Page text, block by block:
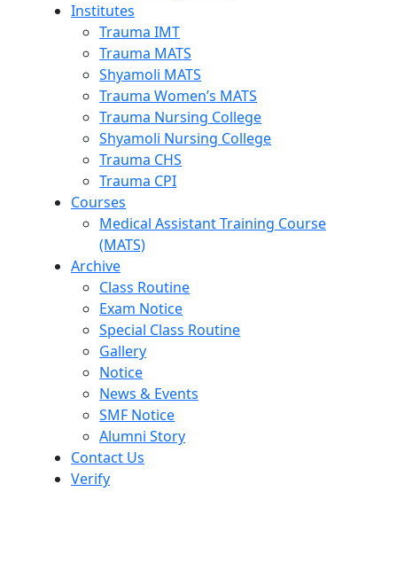
Institutes
Trauma IMT
Trauma MATS
Shyamoli MATS
Trauma Women’s MATS
Trauma Nursing College
Shyamoli Nursing College
Trauma CHS
Trauma CPI
Courses
Medical Assistant Training Course
(MATS)
Archive
Class Routine
Exam Notice
Special Class Routine
Gallery
Notice
News & Events
SMF Notice
Alumni Story
Contact Us
Verify